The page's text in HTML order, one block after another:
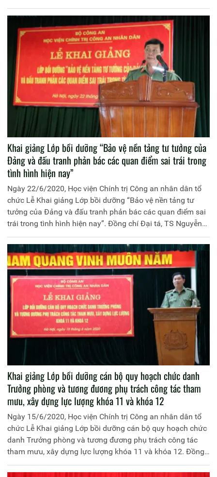
tá, PGS.TS Đinh Ngọc Hoa, Phó Giám đốc Học viện Chính
trị Công an nhân dân chủ trì buổi Lễ. Tham dự Lễ Bế giảng
có đồng chí Trung tá, TS Hoàng Đại Nghĩa, Phó Cục trưởng
Cục Đào tạo, đại diện lãnh đạo các đơn vị chức năng thuộc
Học viện, Cục Đào tạo cùng các học viên của hai khóa học.
Khai giảng Lớp bồi dưỡng “Bảo vệ nền tảng tư tưởng của
Đảng và đấu tranh phản bác các quan điểm sai trái trong
tình hình hiện nay”
Ngày 22/6/2020, Học viện Chính trị Công an nhân dân tổ
chức Lễ Khai giảng Lớp bồi dưỡng “Bảo vệ nền tảng tư
tưởng của Đảng và đấu tranh phản bác các quan điểm sai
trái trong tình hình hiện nay”. Đồng chí Đại tá, TS Nguyễn
Như Lôi, Phó Giám đốc Học viện chủ trì buổi lễ.
Khai giảng Lớp bồi dưỡng cán bộ quy hoạch chức danh
Trưởng phòng và tương đương phụ trách công tác tham
mưu, xây dựng lực lượng khóa 11 và khóa 12
Ngày 15/6/2020, Học viện Chính trị Công an nhân dân tổ
chức Lễ Khai giảng Lớp bồi dưỡng cán bộ quy hoạch chức
danh Trưởng phòng và tương đương phụ trách công tác
tham mưu, xây dựng lực lượng khóa 11 và khóa 12. Đồng
chí Trung tướng, PGS.TS Trần Vi Dân, Giám đốc Học viện
Chính trị Công an nhân dân chủ trì buổi Lễ. Tham dự Lễ